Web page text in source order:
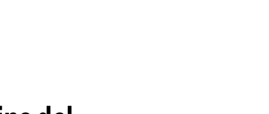
Suscribite x US$ 3,45